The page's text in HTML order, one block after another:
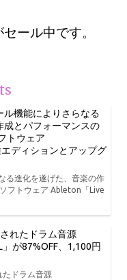
ール中です。
ル機能によりさらなる
成とパフォーマンスの
トウェア
ディションとアップグ
る進化を遂げた、音楽の作
フトウェア Ableton「Live
れたドラム音源
が87%OFF、1,100円
たドラム音源